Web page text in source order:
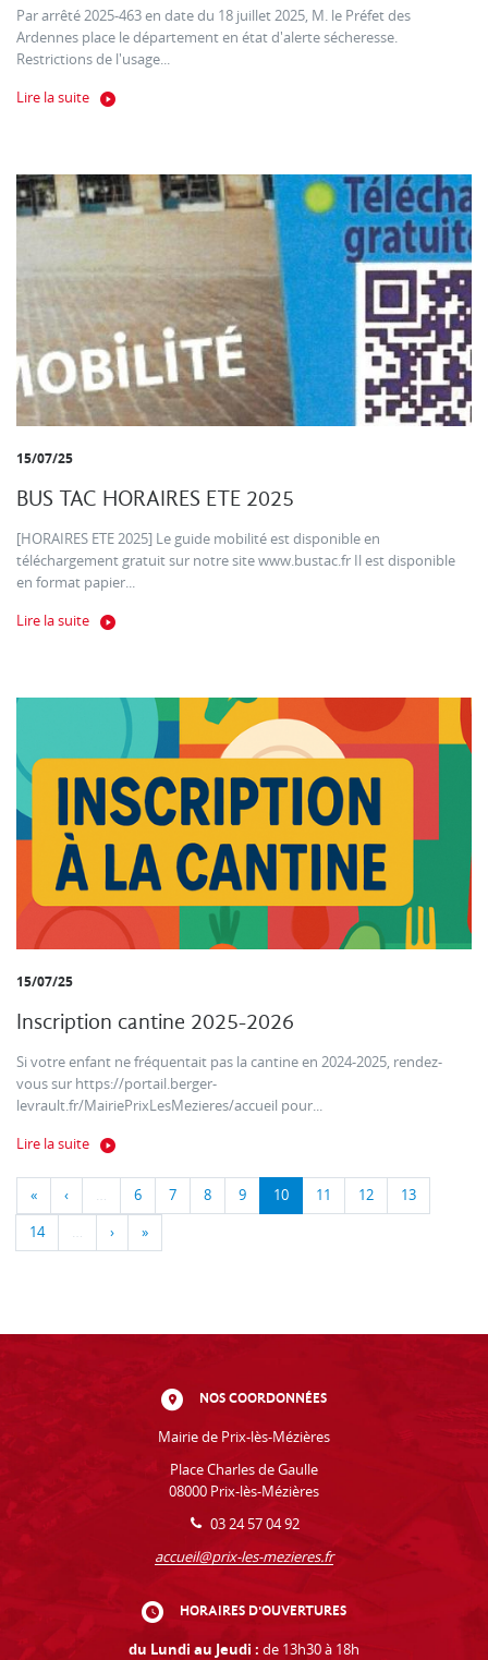
Par arrêté 2025-463 en date du 18 juillet 2025, M. le Préfet des
Ardennes place le département en état d'alerte sécheresse.
Restrictions de l'usage...
Lire la suite
15/07/25
BUS TAC HORAIRES ETE 2025
[HORAIRES ETE 2025] Le guide mobilité est disponible en
téléchargement gratuit sur notre site www.bustac.fr Il est disponible
en format papier...
Lire la suite
15/07/25
Inscription cantine 2025-2026
Si votre enfant ne fréquentait pas la cantine en 2024-2025, rendez-
vous sur https://portail.berger-
levrault.fr/MairiePrixLesMezieres/accueil pour...
Lire la suite
« ‹ … 6 7 8 9 10 11 12 13
14 … › »
NOS COORDONNÉES
Mairie de Prix-lès-Mézières
Place Charles de Gaulle
08000 Prix-lès-Mézières
03 24 57 04 92
accueil@prix-les-mezieres.fr
HORAIRES D'OUVERTURES
du Lundi au Jeudi : de 13h30 à 18h